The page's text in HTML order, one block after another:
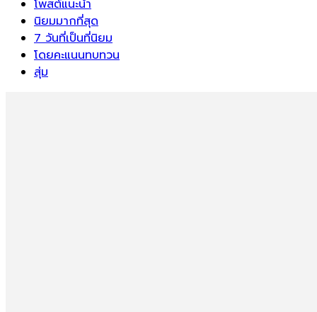
โพสต์แนะนำ
นิยมมากที่สุด
7 วันที่เป็นที่นิยม
โดยคะแนนทบทวน
สุ่ม